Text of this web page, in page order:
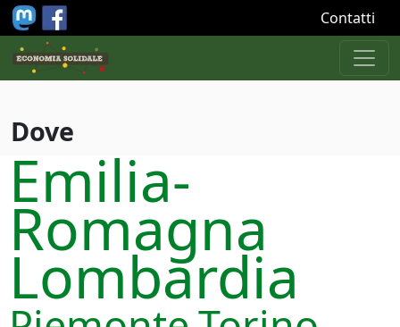
Salta al contenuto principale Contatti
Dove
Emilia-
Romagna
Lombardia